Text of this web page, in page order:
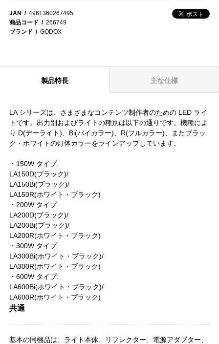
JAN
4961360267495
商品コード
266749
ブランド
GODOX
製品特長 主な仕様
LA シリーズは、さまざまなコンテンツ制作者のための LED ライ
トです。出力別およびライトの種別は以下の通りです。機種によ
り D(デーライト)、Bi(バイカラー)、R(フルカラー)、またブラッ
ク・ホワイトの灯体カラーをラインアップしています。
・150W タイプ:
LA150D(ブラック)/
LA150Bi(ブラック)/
LA150R(ホワイト・ブラック)
・200W タイプ:
LA200D(ブラック)/
LA200Bi(ブラック)/
LA200R(ホワイト・ブラック)
・300W タイプ:
LA300Bi(ホワイト・ブラック)/
LA300R(ホワイト・ブラック)
・600W タイプ:
LA600Bi(ホワイト・ブラック)/
LA600R(ホワイト・ブラック)
共通
基本の同梱品は、ライト本体、リフレクター、電源アダプター、